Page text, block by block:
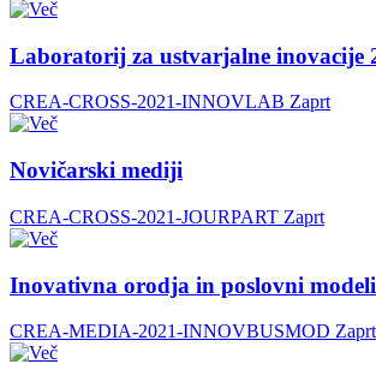
Laboratorij za ustvarjalne inovacije
CREA-CROSS-2021-INNOVLAB Zaprt
Novičarski mediji
CREA-CROSS-2021-JOURPART Zaprt
Inovativna orodja in poslovni modeli
CREA-MEDIA-2021-INNOVBUSMOD Zaprt